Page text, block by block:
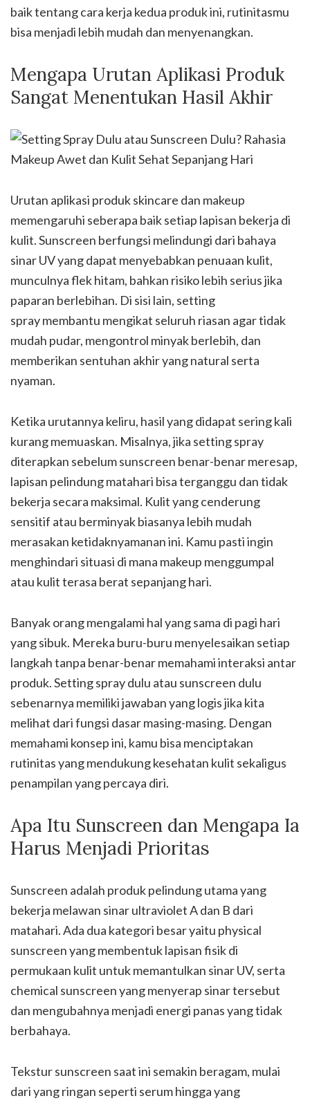
baik tentang cara kerja kedua produk ini, rutinitasmu
bisa menjadi lebih mudah dan menyenangkan.
Mengapa Urutan Aplikasi Produk
Sangat Menentukan Hasil Akhir
Urutan aplikasi produk skincare dan makeup
memengaruhi seberapa baik setiap lapisan bekerja di
kulit. Sunscreen berfungsi melindungi dari bahaya
sinar UV yang dapat menyebabkan penuaan kulit,
munculnya flek hitam, bahkan risiko lebih serius jika
paparan berlebihan. Di sisi lain, setting
spray membantu mengikat seluruh riasan agar tidak
mudah pudar, mengontrol minyak berlebih, dan
memberikan sentuhan akhir yang natural serta
nyaman.
Ketika urutannya keliru, hasil yang didapat sering kali
kurang memuaskan. Misalnya, jika setting spray
diterapkan sebelum sunscreen benar-benar meresap,
lapisan pelindung matahari bisa terganggu dan tidak
bekerja secara maksimal. Kulit yang cenderung
sensitif atau berminyak biasanya lebih mudah
merasakan ketidaknyamanan ini. Kamu pasti ingin
menghindari situasi di mana makeup menggumpal
atau kulit terasa berat sepanjang hari.
Banyak orang mengalami hal yang sama di pagi hari
yang sibuk. Mereka buru-buru menyelesaikan setiap
langkah tanpa benar-benar memahami interaksi antar
produk. Setting spray dulu atau sunscreen dulu
sebenarnya memiliki jawaban yang logis jika kita
melihat dari fungsi dasar masing-masing. Dengan
memahami konsep ini, kamu bisa menciptakan
rutinitas yang mendukung kesehatan kulit sekaligus
penampilan yang percaya diri.
Apa Itu Sunscreen dan Mengapa Ia
Harus Menjadi Prioritas
Sunscreen adalah produk pelindung utama yang
bekerja melawan sinar ultraviolet A dan B dari
matahari. Ada dua kategori besar yaitu physical
sunscreen yang membentuk lapisan fisik di
permukaan kulit untuk memantulkan sinar UV, serta
chemical sunscreen yang menyerap sinar tersebut
dan mengubahnya menjadi energi panas yang tidak
berbahaya.
Tekstur sunscreen saat ini semakin beragam, mulai
dari yang ringan seperti serum hingga yang